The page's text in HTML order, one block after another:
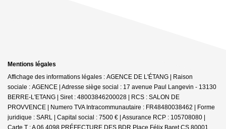
Mentions légales
Affichage des informations légales : AGENCE DE L'ÉTANG | Raison
sociale : AGENCE | Adresse siège social : 17 avenue Paul Langevin - 13130
BERRE-L'ETANG | Siret : 48003846200028 | RCS : SALON DE
PROVVENCE | Numero TVA Intracommunautaire : FR48480038462 | Forme
juridique : SARL | Capital social : 7500 € | Assurance RCP : 105708080 |
Carte T : A 06 4098 PRÉFECTURE DES BDR Place Félix Baret CS 80001